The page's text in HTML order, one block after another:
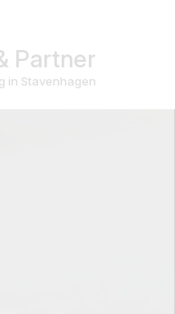
Partner
in Stavenhagen